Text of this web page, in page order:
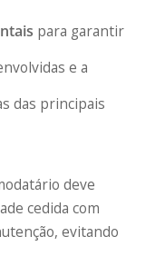
para garantir
e a
das principais
deve
cedida com
evitando